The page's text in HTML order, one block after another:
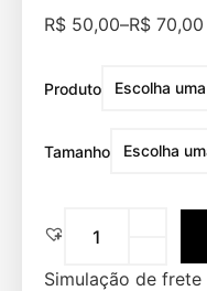
R$ 50,00–R$ 70,00
Produto
Tamanho
Simulação de frete